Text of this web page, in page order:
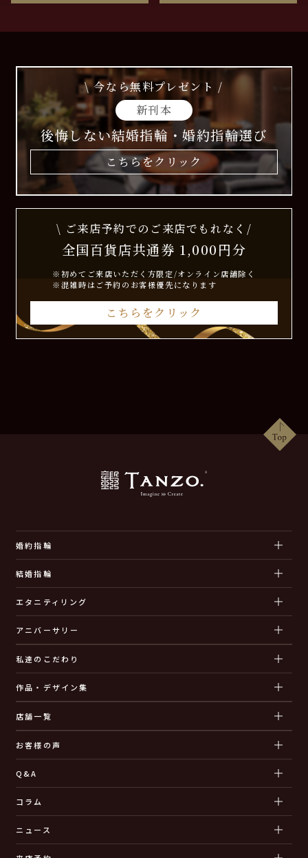
\ 今なら無料プレゼント /
新刊本
後悔しない結婚指輪・婚約指輪選び
こちらをクリック
\ ご来店予約でのご来店でもれなく/
全国百貨店共通券 1,000円分
※初めてご来店いただく方限定/オンライン店舗除く
※混雑時はご予約のお客様優先になります
こちらをクリック
婚約指輪
結婚指輪
エタニティリング
アニバーサリー
私達のこだわり
作品・デザイン集
店舗一覧
お客様の声
Q&A
コラム
ニュース